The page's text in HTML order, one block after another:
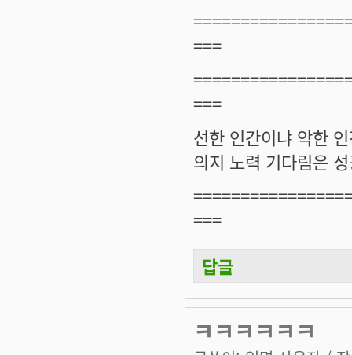
===
===
선한 인간이냐 악한
의지 노력 기다림은
===
답글
ㅋㅋㅋㅋㅋㅋ